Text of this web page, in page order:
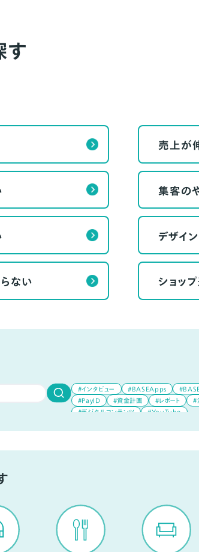
す
ない
売上が
集客の
デザイ
ショッ
#インタビュー #BASEApps
#PayID
#資金計画 #レポート #
#デジタルコンテンツ
#YouTube